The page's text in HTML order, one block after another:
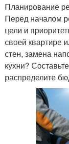
Планирование
Перед началом
цели и
своей квартире
стен, замена
кухни?
распределите